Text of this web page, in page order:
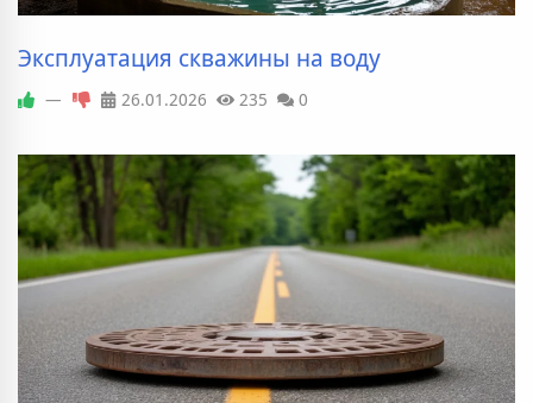
Эксплуатация скважины на воду
— 26.01.2026 235 0